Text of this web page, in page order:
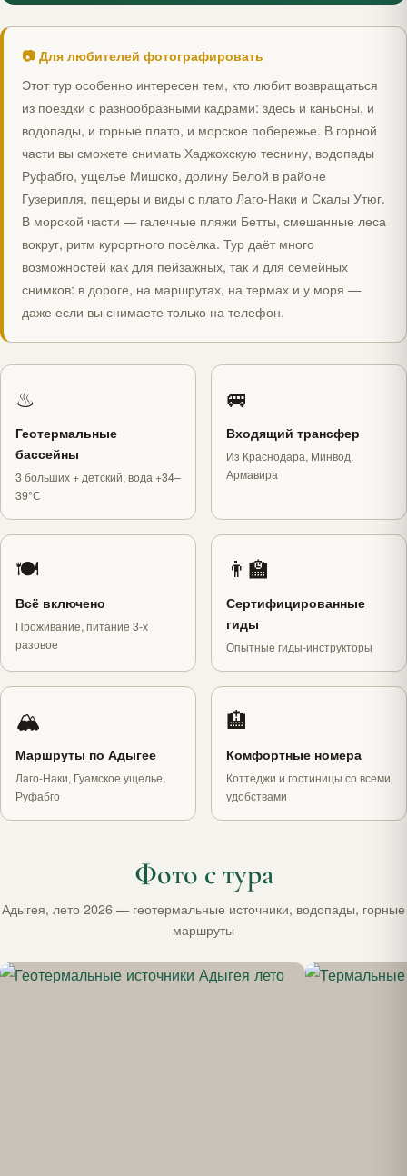
📷 Для любителей фотографировать
Этот тур особенно интересен тем, кто любит возвращаться
из поездки с разнообразными кадрами: здесь и каньоны, и
водопады, и горные плато, и морское побережье. В горной
части вы сможете снимать Хаджохскую теснину, водопады
Руфабго, ущелье Мишоко, долину Белой в районе
Гузерипля, пещеры и виды с плато Лаго‑Наки и Скалы Утюг.
В морской части — галечные пляжи Бетты, смешанные леса
вокруг, ритм курортного посёлка. Тур даёт много
возможностей как для пейзажных, так и для семейных
снимков: в дороге, на маршрутах, на термах и у моря —
даже если вы снимаете только на телефон.
♨
Геотермальные
бассейны
3 больших + детский, вода +34–
39°С
🚐
Входящий трансфер
Из Краснодара, Минвод,
Армавира
🍽
Всё включено
Проживание, питание 3-х
разовое
👨‍🏫
Сертифицированные
гиды
Опытные гиды-инструкторы
🏔
Маршруты по Адыгее
Лаго-Наки, Гуамское ущелье,
Руфабго
🏨
Комфортные номера
Коттеджи и гостиницы со всеми
удобствами
Фото с тура
Адыгея, лето 2026 — геотермальные источники, водопады, горные
маршруты